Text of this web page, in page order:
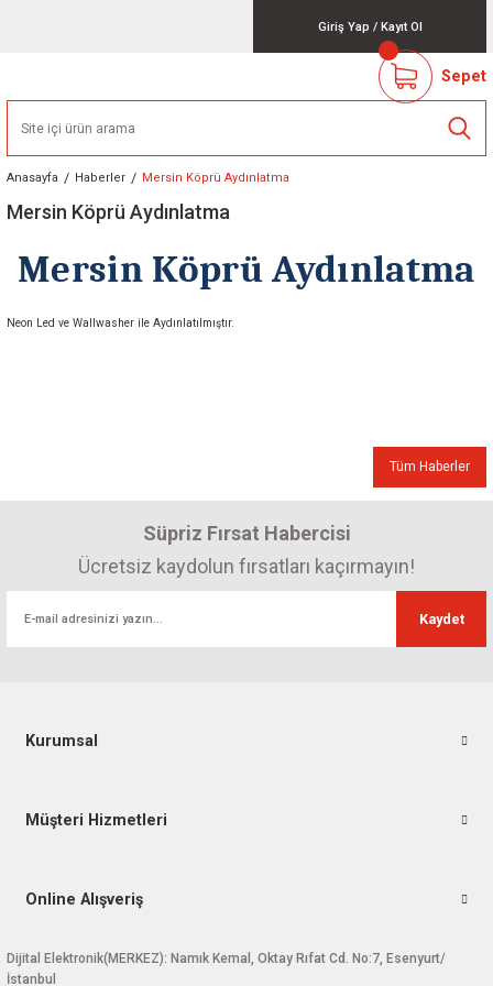
Giriş Yap / Kayıt Ol
Sepet
Anasayfa Haberler Mersin Köprü Aydınlatma
Mersin Köprü Aydınlatma
Mersin Köprü Aydınlatma
Neon Led ve Wallwasher ile Aydınlatılmıştır.
Tüm Haberler
Süpriz Fırsat Habercisi
Ücretsiz kaydolun fırsatları kaçırmayın!
Kaydet
Kurumsal
Müşteri Hizmetleri
Online Alışveriş
Dijital Elektronik(MERKEZ): Namık Kemal, Oktay Rıfat Cd. No:7, Esenyurt/
İstanbul